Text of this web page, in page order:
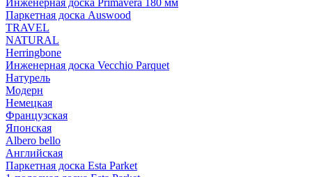
Инженерная доска Primavera 180 мм
Паркетная доска Auswood
TRAVEL
NATURAL
Herringbone
Инженерная доска Vecchio Parquet
Натурель
Модерн
Немецкая
Французская
Японская
Albero bello
Английская
Паркетная доска Esta Parket